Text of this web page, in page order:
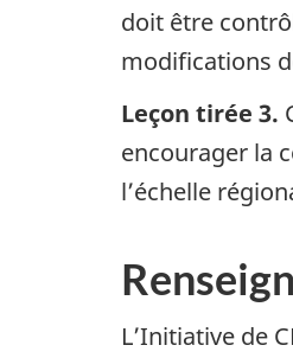
doit être
modifications
Leçon tirée 3.
encourager la
l’échelle
L’Initiative de